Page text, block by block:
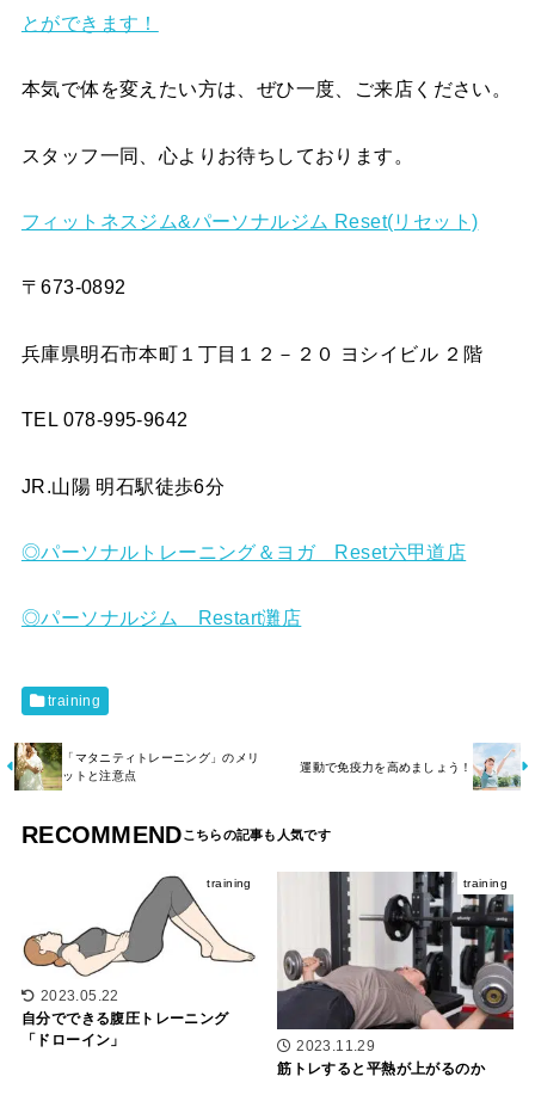
とができます！
本気で体を変えたい方は、ぜひ一度、ご来店ください。
スタッフ一同、心よりお待ちしております。
フィットネスジム&パーソナルジム Reset(リセット)
〒673-0892
兵庫県明石市本町１丁目１２－２０ ヨシイビル ２階
TEL 078-995-9642
JR.山陽 明石駅徒歩6分
◎パーソナルトレーニング＆ヨガ Reset六甲道店
◎パーソナルジム Restart灘店
training
「マタニティトレーニング」のメリ
ットと注意点
運動で免疫力を高めましょう！
RECOMMEND
training
2023.05.22
自分でできる腹圧トレーニング
「ドローイン」
training
2023.11.29
筋トレすると平熱が上がるのか